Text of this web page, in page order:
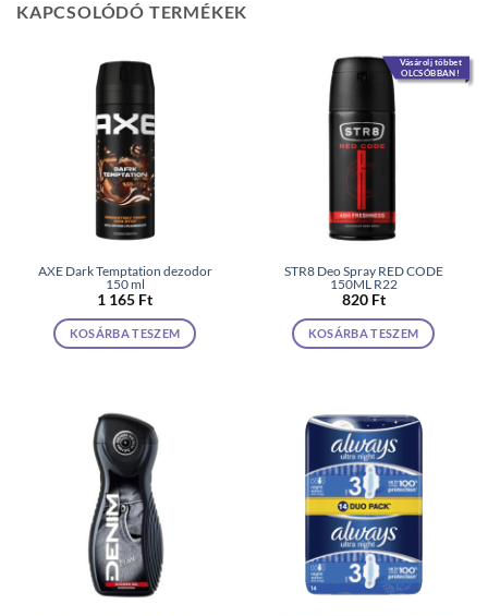
KAPCSOLÓDÓ TERMÉKEK
AXE Dark Temptation dezodor
150 ml
1 165 Ft
KOSÁRBA TESZEM
Vásárolj többet
OLCSÓBBAN!
STR8 Deo Spray RED CODE
150ML R22
820 Ft
KOSÁRBA TESZEM